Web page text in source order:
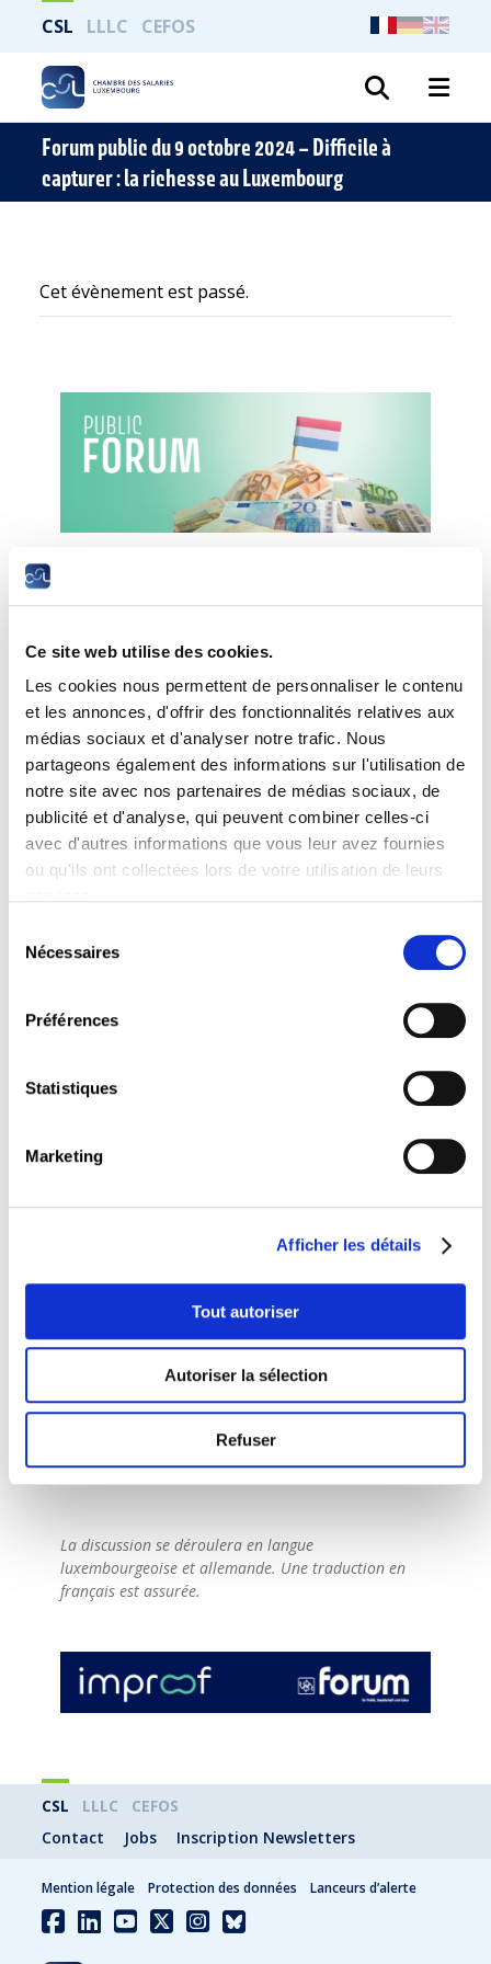
Ce site web utilise des cookies.
Les cookies nous permettent de personnaliser le contenu
et les annonces, d'offrir des fonctionnalités relatives aux
médias sociaux et d'analyser notre trafic. Nous
partageons également des informations sur l'utilisation de
notre site avec nos partenaires de médias sociaux, de
publicité et d'analyse, qui peuvent combiner celles-ci
avec d'autres informations que vous leur avez fournies
ou qu'ils ont collectées lors de votre utilisation de leurs
Nécessaires
Préférences
Statistiques
Marketing
Afficher les détails
Tout autoriser
Autoriser la sélection
Refuser
CSL LLLC CEFOS
Forum public du 9 octobre 2024 – Difficile à
capturer : la richesse au Luxembourg
Cet évènement est passé.
richesse au Luxembourg
Date :mercredi, 9 octobre 2024 à 18h30
Lieu :Chambre des salariés, 2-4 rue Pierre Hentges,
L-1726 Luxembourg
Thème :
Le Luxembourg est un pays riche. La plupart des
gens sont d’accord sur ce point. Mais la question de
savoir qui peut être considéré comme riche au
obligations qui pourraient découler de la richesse.
Serait-il concevable que la richesse soit un
avait discuté de ces questions dans son numéro de
juillet.
débats de la Chambre des salariés, souhaitent
Fehlen, discuteront avec le public :
GuyHeintz, ancien directeur de l‘administration
salariés (CSL)
MarcWagener, directeur de l’Union des
La discussion se déroulera en langue
luxembourgeoise et allemande. Une traduction en
français est assurée.
CSL LLLC
CEFOS
Contact
Jobs Inscription Newsletters
Mention légale Protection des données Lanceurs d’alerte